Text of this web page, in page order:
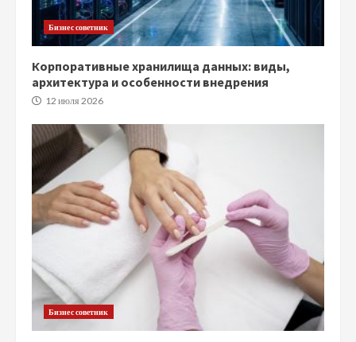
Бизнес советник
Корпоративные хранилища данных: виды,
архитектура и особенности внедрения
12 июля 2026
Бизнес советник